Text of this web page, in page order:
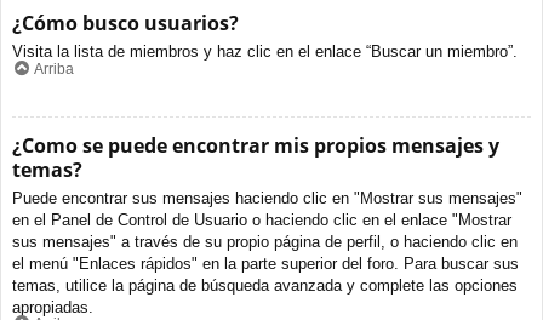
¿Cómo busco usuarios?
Visita la lista de miembros y haz clic en el enlace “Buscar un miembro”.
Arriba
¿Como se puede encontrar mis propios mensajes y
temas?
Puede encontrar sus mensajes haciendo clic en "Mostrar sus mensajes"
en el Panel de Control de Usuario o haciendo clic en el enlace "Mostrar
sus mensajes" a través de su propio página de perfil, o haciendo clic en
el menú "Enlaces rápidos" en la parte superior del foro. Para buscar sus
temas, utilice la página de búsqueda avanzada y complete las opciones
apropiadas.